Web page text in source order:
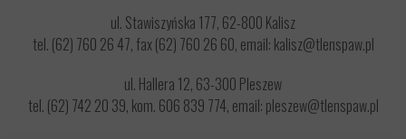
ul. Stawiszyńska 177, 62-800 Kalisz
tel. (62) 760 26 47, fax (62) 760 26 60, email: kalisz@tlenspaw.pl
ul. Hallera 12, 63-300 Pleszew
tel. (62) 742 20 39, kom. 606 839 774, email: pleszew@tlenspaw.pl